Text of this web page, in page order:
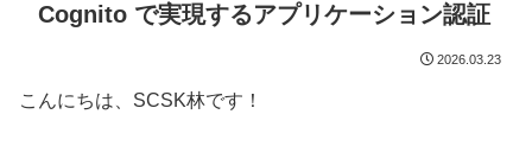
Cognito で実現するアプリケーション認証
2026.03.23
こんにちは、SCSK林です！